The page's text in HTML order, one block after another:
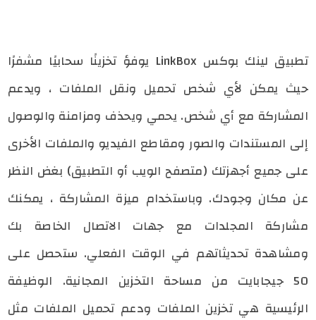
تطبيق لينك بوكس LinkBox يوفؤ تخزينًا سحابيًا مشفرًا
حيث يمكن لأي شخص تحميل ونقل الملفات ، ويدعم
المشاركة مع أي شخص. يحمي ويحذف ومزامنة والوصول
إلى المستندات والصور ومقاطع الفيديو والملفات الأخرى
على جميع أجهزتك (متصفح الويب أو التطبيق) بغض النظر
عن مكان وجودك. وباستخدام ميزة المشاركة ، يمكنك
مشاركة المجلدات مع جهات الاتصال الخاصة بك
ومشاهدة تحديثاتهم في الوقت الفعلي. ستحصل على
50 جيجابايت من مساحة التخزين المجانية. الوظيفة
الرئيسية هي تخزين الملفات ودعم تحميل الملفات مثل